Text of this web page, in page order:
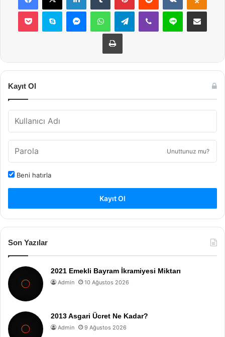
Pocket Skype MessengerWhatsAppTelegramViber Line E-Posta ile
Yazdır
Kayıt Ol
Unuttunuz mu?
Beni hatırla
Kayıt Ol
Son Yazılar
2021 Emekli Bayram İkramiyesi Miktarı
Admin 10 Ağustos 2026
2013 Asgari Ücret Ne Kadar?
Admin 9 Ağustos 2026